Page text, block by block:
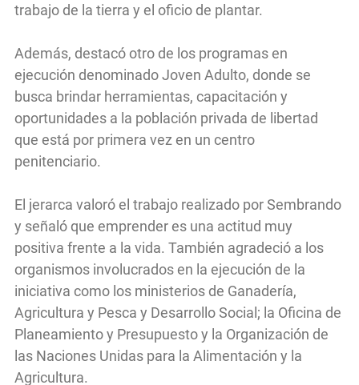
trabajo de la tierra y el oficio de plantar.
Además, destacó otro de los programas en
ejecución denominado Joven Adulto, donde se
busca brindar herramientas, capacitación y
oportunidades a la población privada de libertad
que está por primera vez en un centro
penitenciario.
El jerarca valoró el trabajo realizado por Sembrando
y señaló que emprender es una actitud muy
positiva frente a la vida. También agradeció a los
organismos involucrados en la ejecución de la
iniciativa como los ministerios de Ganadería,
Agricultura y Pesca y Desarrollo Social; la Oficina de
Planeamiento y Presupuesto y la Organización de
las Naciones Unidas para la Alimentación y la
Agricultura.